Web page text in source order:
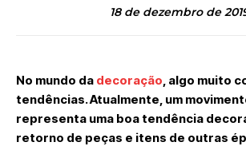
18 de dezembro de
No mundo da decoração , algo muito
tendências. Atualmente, um
representa uma boa tendência
retorno de peças e itens de outras